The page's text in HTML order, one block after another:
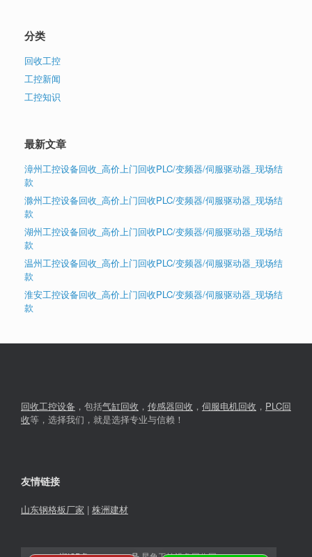
分类
回收工控
工控新闻
工控知识
最新文章
漳州工控设备回收_高价上门回收PLC/变频器/伺服驱动器_现场结
款
滁州工控设备回收_高价上门回收PLC/变频器/伺服驱动器_现场结
款
湖州工控设备回收_高价上门回收PLC/变频器/伺服驱动器_现场结
款
温州工控设备回收_高价上门回收PLC/变频器/伺服驱动器_现场结
款
淮安工控设备回收_高价上门回收PLC/变频器/伺服驱动器_现场结
款
回收工控设备 ，包括气缸回收 ， 传感器回收 ， 伺服电机回收 ， PLC回
收等，选择我们，就是选择专业与信赖！
友情链接
山东钢格板厂家 | 株洲建材